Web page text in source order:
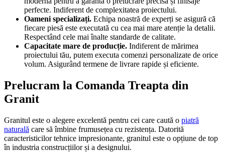
perfecte. Indiferent de complexitatea proiectului.
Oameni specializați. Echipa noastră de experți se asigură că
fiecare piesă este executată cu cea mai mare atenție la detalii.
Respectând cele mai înalte standarde de calitate.
Capacitate mare de producție. Indiferent de mărimea
proiectului tău, putem executa comenzi personalizate de orice
volum. Asigurând termene de livrare rapide și eficiente.
Prelucram la Comanda Treapta din
Granit
Granitul este o alegere excelentă pentru cei care caută o piatră
naturală care să îmbine frumusețea cu rezistența. Datorită
caracteristicilor tehnice impresionante, granitul este o opțiune de top
în industria construcțiilor și a designului.